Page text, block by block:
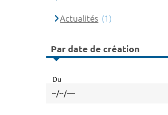
Actualités (1)
Par date de création
Du